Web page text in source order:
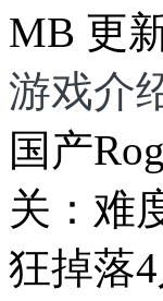
MB 更
游戏介
国产
关：难
狂掉落